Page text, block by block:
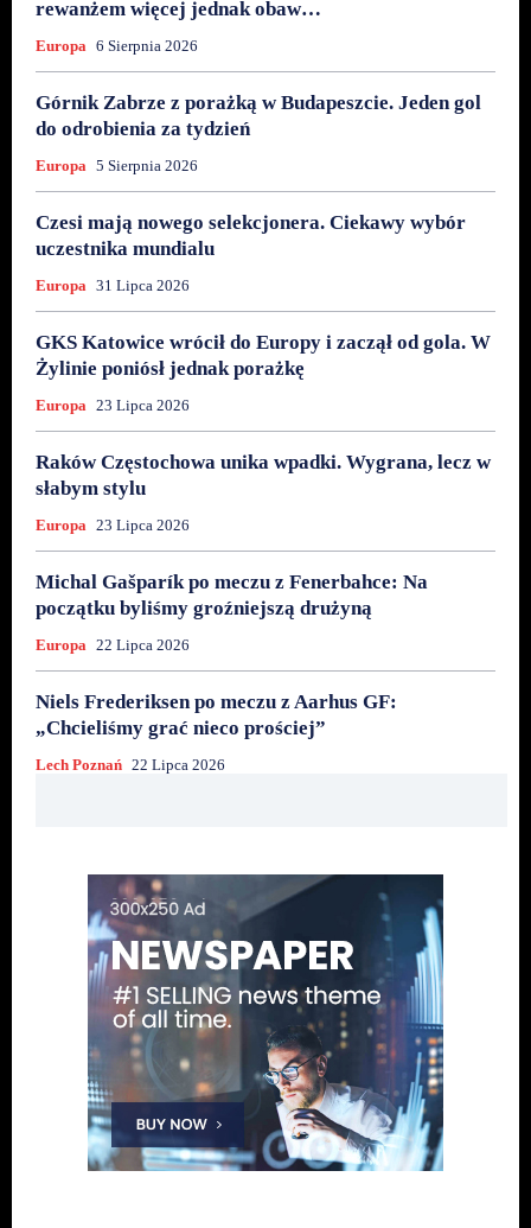
rewanżem więcej jednak obaw…
Europa 6 Sierpnia 2026
Górnik Zabrze z porażką w Budapeszcie. Jeden gol
do odrobienia za tydzień
Europa 5 Sierpnia 2026
Czesi mają nowego selekcjonera. Ciekawy wybór
uczestnika mundialu
Europa 31 Lipca 2026
GKS Katowice wrócił do Europy i zaczął od gola. W
Żylinie poniósł jednak porażkę
Europa 23 Lipca 2026
Raków Częstochowa unika wpadki. Wygrana, lecz w
słabym stylu
Europa 23 Lipca 2026
Michal Gašparík po meczu z Fenerbahce: Na
początku byliśmy groźniejszą drużyną
Europa 22 Lipca 2026
Niels Frederiksen po meczu z Aarhus GF:
„Chcieliśmy grać nieco prościej”
Lech Poznań 22 Lipca 2026